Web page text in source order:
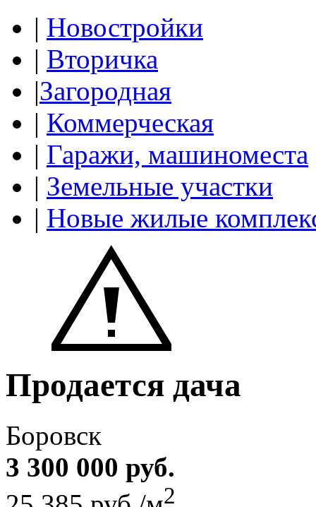
| Новостройки
| Вторичка
|Загородная
| Коммерческая
| Гаражи, машиноместа
| Земельные участки
| Новые жилые
Продается дача
Боровск
3 300 000 руб.
2